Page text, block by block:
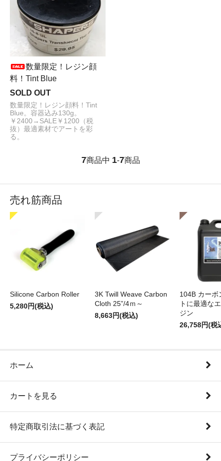
数量限定！レジン顔
料！Tint Blue
SOLD OUT
数量限定！レジン顔料！Tint
Blue。容器込み130g。
￥2400→SALE￥1200（税
抜）最適素材でアートを彩
る。
7商品中 1-7商品
売れ筋商品
Silicone Carbon Roller
5,280円(税込)
3K Twill Weave Carbon
Cloth 25”/4ｍ～
8,663円(税込)
104B カーボ
トに最適な
ジン
26,758円(税
ホーム
カートを見る
特定商取引法に基づく表記
プライバシーポリシー